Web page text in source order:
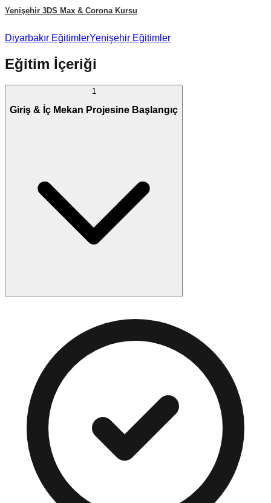
Yenişehir 3DS Max & Corona Kursu
Diyarbakır EğitimlerYenişehir Eğitimler
Eğitim İçeriği
1
Giriş & İç Mekan Projesine Başlangıç